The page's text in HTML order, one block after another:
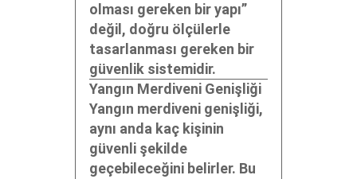
olması gereken bir yapı”
değil, doğru ölçülerle
tasarlanması gereken bir
güvenlik sistemidir.
Yangın Merdiveni Genişliği
Yangın merdiveni genişliği,
aynı anda kaç kişinin
güvenli şekilde
geçebileceğini belirler. Bu